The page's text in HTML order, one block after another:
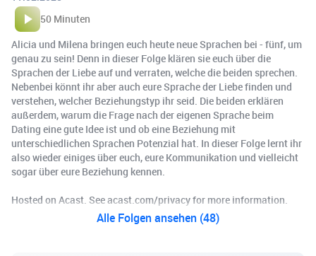
50 Minuten
Alicia und Milena bringen euch heute neue Sprachen bei - fünf, um
genau zu sein! Denn in dieser Folge klären sie euch über die
Sprachen der Liebe auf und verraten, welche die beiden sprechen.
Nebenbei könnt ihr aber auch eure Sprache der Liebe finden und
verstehen, welcher Beziehungstyp ihr seid. Die beiden erklären
außerdem, warum die Frage nach der eigenen Sprache beim
Dating eine gute Idee ist und ob eine Beziehung mit
unterschiedlichen Sprachen Potenzial hat. In dieser Folge lernt ihr
also wieder einiges über euch, eure Kommunikation und vielleicht
sogar über eure Beziehung kennen.
Hosted on Acast. See acast.com/privacy for more information.
Alle Folgen ansehen (48)